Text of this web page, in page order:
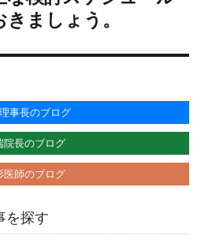
ましょう。
事長のブログ
院長のブログ
医師のブログ
を探す